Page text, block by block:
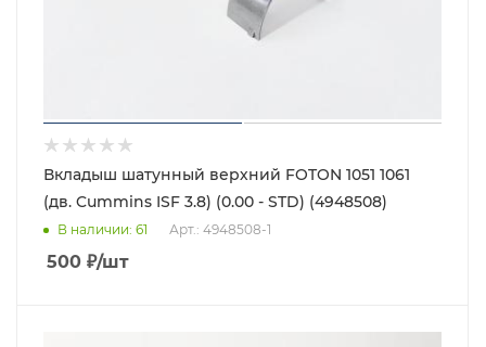
Вкладыш шатунный верхний FOTON 1051 1061
(дв. Cummins ISF 3.8) (0.00 - STD) (4948508)
В наличии: 61 Арт.: 4948508-1
500 ₽/шт